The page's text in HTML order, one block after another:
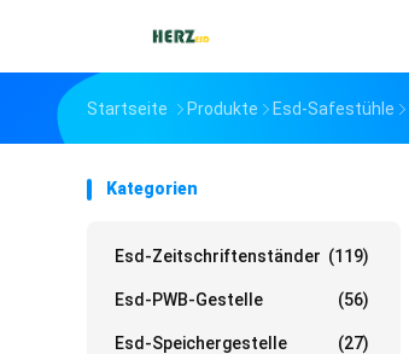
Startseite Produkte Esd-Safestühle
Kategorien
Esd-Zeitschriftenständer (119)
Esd-PWB-Gestelle (56)
Esd-Speichergestelle (27)